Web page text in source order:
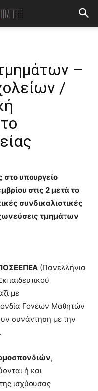
–
/
στο υπουργείο
στις 2 μετά το
συνδικαλιστικές
τμημάτων
(Πανελλήνια
με
Γονέων Μαθητών
συνάντηση με την
,
ή και
ισχύουσας